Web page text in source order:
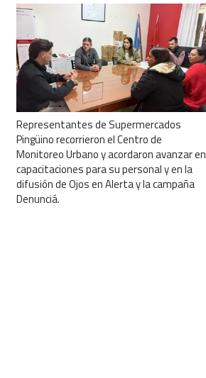
Representantes de Supermercados
Pingüino recorrieron el Centro de
Monitoreo Urbano y acordaron avanzar en
capacitaciones para su personal y en la
difusión de Ojos en Alerta y la campaña
Denunciá.